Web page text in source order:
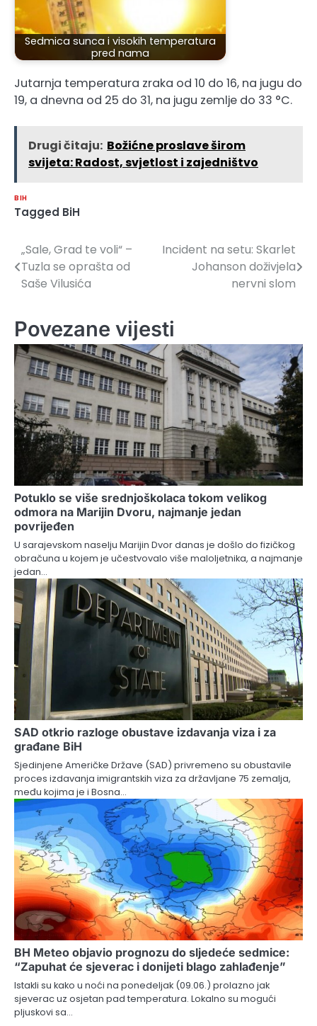
Sedmica sunca i visokih temperatura
pred nama
Jutarnja temperatura zraka od 10 do 16, na jugu do
19, a dnevna od 25 do 31, na jugu zemlje do 33 °C.
Drugi čitaju: Božićne proslave širom
svijeta: Radost, svjetlost i zajedništvo
BIH
Tagged BiH
Navigacija
članaka
„Sale, Grad te voli“ –
Tuzla se oprašta od
Saše Vilusića
Incident na setu: Skarlet
Johanson doživjela
nervni slom
Povezane vijesti
Potuklo se više srednjoškolaca tokom velikog
odmora na Marijin Dvoru, najmanje jedan
povrijeđen
U sarajevskom naselju Marijin Dvor danas je došlo do fizičkog
obračuna u kojem je učestvovalo više maloljetnika, a najmanje
jedan…
SAD otkrio razloge obustave izdavanja viza i za
građane BiH
Sjedinjene Američke Države (SAD) privremeno su obustavile
proces izdavanja imigrantskih viza za državljane 75 zemalja,
među kojima je i Bosna…
BH Meteo objavio prognozu do sljedeće sedmice:
“Zapuhat će sjeverac i donijeti blago zahlađenje”
Istakli su kako u noći na ponedeljak (09.06.) prolazno jak
sjeverac uz osjetan pad temperatura. Lokalno su mogući
pljuskovi sa…